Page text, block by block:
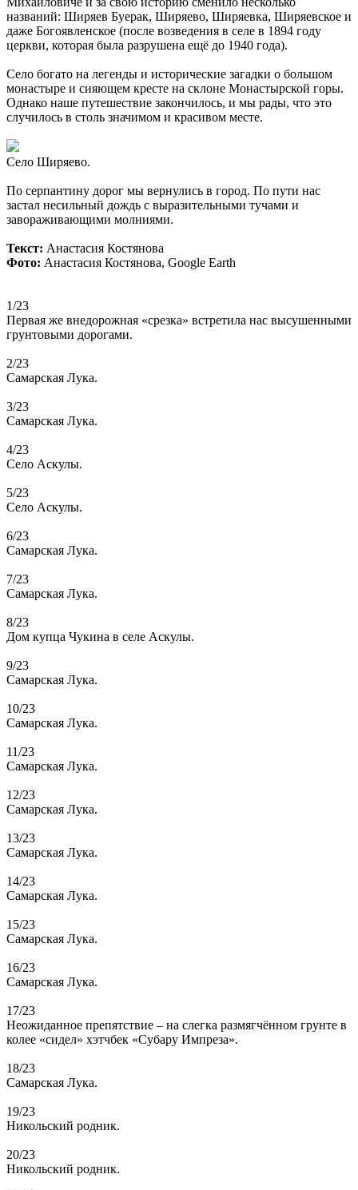
названий: Ширяев Буерак, Ширяево, Ширяевка, Ширяевское и
даже Богоявленское (после возведения в селе в 1894 году
церкви, которая была разрушена ещё до 1940 года).
Село богато на легенды и исторические загадки о большом
монастыре и сияющем кресте на склоне Монастырской горы.
Однако наше путешествие закончилось, и мы рады, что это
случилось в столь значимом и красивом месте.
Село Ширяево.
По серпантину дорог мы вернулись в город. По пути нас
застал несильный дождь с выразительными тучами и
завораживающими молниями.
Текст: Анастасия Костянова
Фото: Анастасия Костянова, Google Earth
1/23
Первая же внедорожная «срезка» встретила нас высушенными
грунтовыми дорогами.
2/23
Самарская Лука.
3/23
Самарская Лука.
4/23
Село Аскулы.
5/23
Село Аскулы.
6/23
Самарская Лука.
7/23
Самарская Лука.
8/23
Дом купца Чукина в селе Аскулы.
9/23
Самарская Лука.
10/23
Самарская Лука.
11/23
Самарская Лука.
12/23
Самарская Лука.
13/23
Самарская Лука.
14/23
Самарская Лука.
15/23
Самарская Лука.
16/23
Самарская Лука.
17/23
Неожиданное препятствие – на слегка размягчённом грунте в
колее «сидел» хэтчбек «Субару Импреза».
18/23
Самарская Лука.
19/23
Никольский родник.
20/23
Никольский родник.